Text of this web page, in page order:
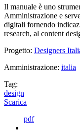
Il manuale è uno
Amministrazione e
digitali fornendo
research, al content
Progetto: Designers
Amministrazione: italia
Tag:
design
Scarica
pdf